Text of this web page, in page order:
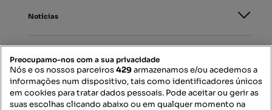
Notícias
Mapa do Site
Preocupamo-nos com a sua privacidade
Nós e os nossos parceiros429armazenamos e/ou acedemos a
informações num dispositivo, tais como identificadores únicos
em cookies para tratar dados pessoais. Pode aceitar ou gerir as
suas escolhas clicando abaixo ou em qualquer momento na